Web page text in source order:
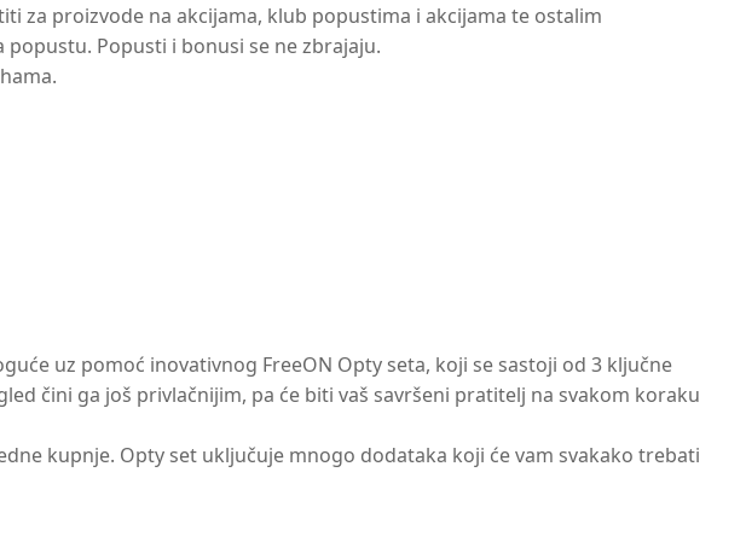
za proizvode na akcijama, klub popustima i akcijama te ostalim
Popusti i bonusi se ne zbrajaju.
uz pomoć inovativnog FreeON Opty seta, koji se sastoji od 3 ključne
čini ga još privlačnijim, pa će biti vaš savršeni pratitelj na svakom koraku
kupnje. Opty set uključuje mnogo dodataka koji će vam svakako trebati